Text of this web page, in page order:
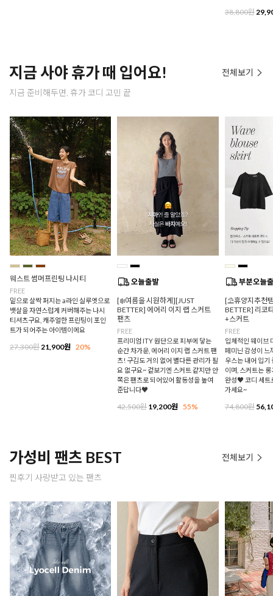
38,800원
지금 사야 휴가 때 입어요!
지금 준비해두면, 휴가 코디 고민 끝
전체보기
웨스트 썸머프린팅 나시티
FREE
밑으로 살짝 퍼지는 a라인 실루엣으로
뱃살을 자연스럽게 커버해주는 나시
티셔츠구요, 캐주얼한 프린팅이 포인
트가 되어주는 아이템이에요
27,300원 21,900원 20%
[❄️여름을 시원하게][JUST
BETTER] 에어리 이지 랩 스커트
팬츠
FREE
프리미엄 ITY 원단으로 피부에 닿는
순간 차가운, 에어리 이지 랩 스커트 팬
츠! 구김도 거의 없어 별다른 관리가 필
요 없구요~ 겉보기엔 스커트 같지만 안
쪽은 팬츠로 되어있어 활동성을 높여
준답니다♥
42,500원19,200원 55%
[⛱️휴양지추천
BETTER] 리코
+스커트
FREE
입체적인 웨이브
페미닌 감성이 느
우스는 내어 입기
이며, 스커트는
완성♥ 코디 세트
가세요~
74,800원
가성비 팬츠 BEST
찐후기 사랑받고 있는 팬츠
전체보기